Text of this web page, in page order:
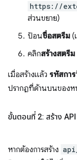
https://
ส่วนขยาย)
ป้อนชื่อสตรีม (
คลิกสร้างสตรีม
เมื่อสร้างแล้ว รหัสกา
ปรากฏที่ด้านบนของห
ขั้นตอนที่ 2: สร้าง
หากต้องการสร้าง